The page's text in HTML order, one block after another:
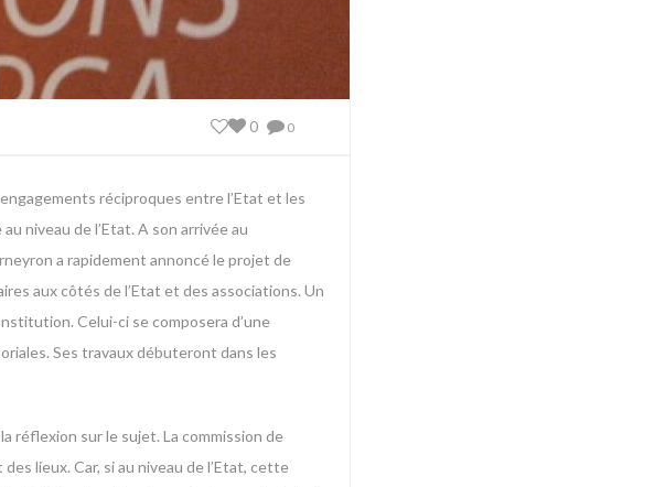
0
0
réciproques entre l’Etat et les
niveau de l’Etat. A son arrivée au
a rapidement annoncé le projet de
aux côtés de l’Etat et des associations. Un
Celui-ci se composera d’une
Ses travaux débuteront dans les
réflexion sur le sujet. La commission de
lieux. Car, si au niveau de l’Etat, cette